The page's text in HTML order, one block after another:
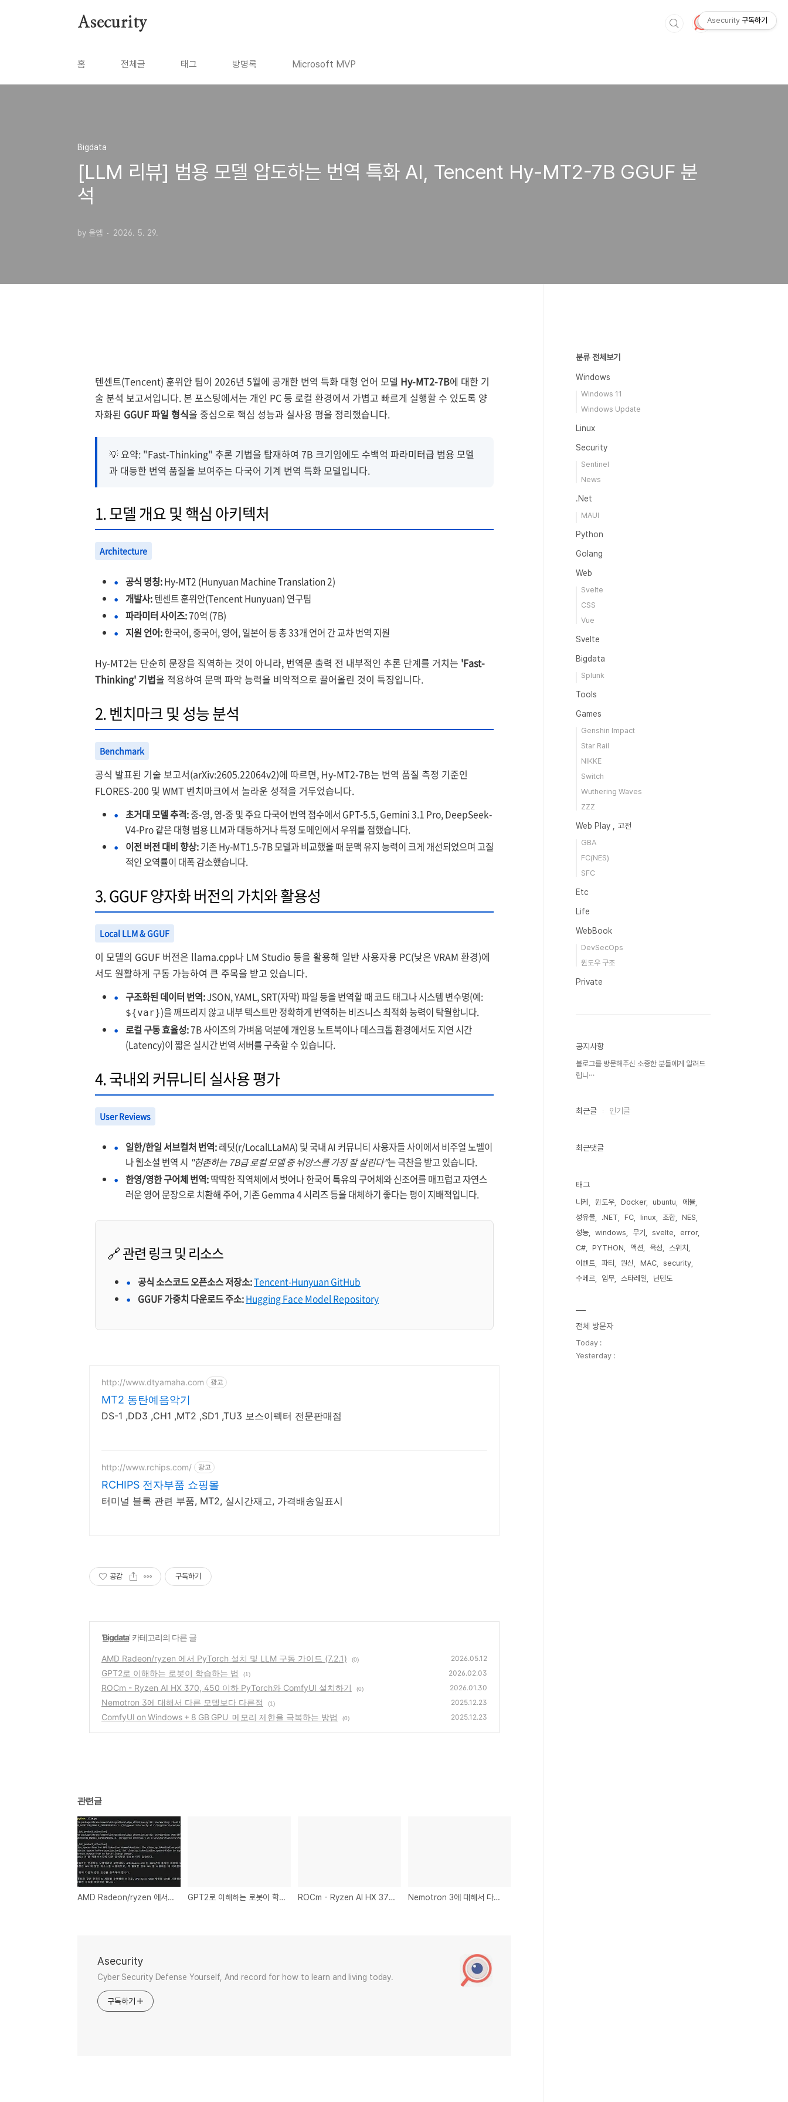
Asecurity
홈 전체글 태그 방명록 Microsoft MVP
Bigdata
[LLM 리뷰] 범용 모델 압도하는 번역 특화 AI, Tencent Hy-MT2-7B GGUF 분
석
by 올엠 2026. 5. 29.
텐센트(Tencent) 훈위안 팀이 2026년 5월에 공개한 번역 특화 대형 언어 모델 Hy-MT2-7B에 대한 기
술 분석 보고서입니다. 본 포스팅에서는 개인 PC 등 로컬 환경에서 가볍고 빠르게 실행할 수 있도록 양
자화된 GGUF 파일 형식을 중심으로 핵심 성능과 실사용 평을 정리했습니다.
💡 요약: "Fast-Thinking" 추론 기법을 탑재하여 7B 크기임에도 수백억 파라미터급 범용 모델
과 대등한 번역 품질을 보여주는 다국어 기계 번역 특화 모델입니다.
1. 모델 개요 및 핵심 아키텍처
Architecture
공식 명칭:Hy-MT2 (Hunyuan Machine Translation 2)
개발사:텐센트 훈위안(Tencent Hunyuan) 연구팀
파라미터 사이즈:70억 (7B)
지원 언어:한국어, 중국어, 영어, 일본어 등 총 33개 언어 간 교차 번역 지원
Hy-MT2는 단순히 문장을 직역하는 것이 아니라, 번역문 출력 전 내부적인 추론 단계를 거치는 'Fast-
Thinking' 기법을 적용하여 문맥 파악 능력을 비약적으로 끌어올린 것이 특징입니다.
2. 벤치마크 및 성능 분석
Benchmark
공식 발표된 기술 보고서(arXiv:2605.22064v2)에 따르면, Hy-MT2-7B는 번역 품질 측정 기준인
FLORES-200 및 WMT 벤치마크에서 놀라운 성적을 거두었습니다.
초거대 모델 추격:중-영, 영-중 및 주요 다국어 번역 점수에서 GPT-5.5, Gemini 3.1 Pro, DeepSeek-
V4-Pro 같은 대형 범용 LLM과 대등하거나 특정 도메인에서 우위를 점했습니다.
이전 버전 대비 향상:기존 Hy-MT1.5-7B 모델과 비교했을 때 문맥 유지 능력이 크게 개선되었으며 고질
적인 오역률이 대폭 감소했습니다.
3. GGUF 양자화 버전의 가치와 활용성
Local LLM & GGUF
이 모델의 GGUF 버전은 llama.cpp나 LM Studio 등을 활용해 일반 사용자용 PC(낮은 VRAM 환경)에
서도 원활하게 구동 가능하여 큰 주목을 받고 있습니다.
구조화된 데이터 번역:JSON, YAML, SRT(자막) 파일 등을 번역할 때 코드 태그나 시스템 변수명(예:
${var})을 깨뜨리지 않고 내부 텍스트만 정확하게 번역하는 비즈니스 최적화 능력이 탁월합니다.
로컬 구동 효율성:7B 사이즈의 가벼움 덕분에 개인용 노트북이나 데스크톱 환경에서도 지연 시간
(Latency)이 짧은 실시간 번역 서버를 구축할 수 있습니다.
4. 국내외 커뮤니티 실사용 평가
User Reviews
일한/한일 서브컬처 번역:레딧(r/LocalLLaMA) 및 국내 AI 커뮤니티 사용자들 사이에서 비주얼 노벨이
나 웹소설 번역 시 "현존하는 7B급 로컬 모델 중 뉘앙스를 가장 잘 살린다"는 극찬을 받고 있습니다.
한영/영한 구어체 번역:딱딱한 직역체에서 벗어나 한국어 특유의 구어체와 신조어를 매끄럽고 자연스
러운 영어 문장으로 치환해 주어, 기존 Gemma 4 시리즈 등을 대체하기 좋다는 평이 지배적입니다.
🔗 관련 링크 및 리소스
공식 소스코드 오픈소스 저장소:Tencent-Hunyuan GitHub
GGUF 가중치 다운로드 주소:Hugging Face Model Repository
http://www.dtyamaha.com 광고
MT2 동탄예음악기
DS-1 ,DD3 ,CH1 ,MT2 ,SD1 ,TU3 보스이펙터 전문판매점
http://www.rchips.com/ 광고
RCHIPS 전자부품 쇼핑몰
터미널 블록 관련 부품, MT2, 실시간재고, 가격배송일표시
공감 구독하기
'Bigdata' 카테고리의 다른 글
AMD Radeon/ryzen 에서 PyTorch 설치 및 LLM 구동 가이드 (7.2.1) (0) 2026.05.12
GPT2로 이해하는 로봇이 학습하는 법 (1) 2026.02.03
ROCm - Ryzen AI HX 370, 450 이하 PyTorch와 ComfyUI 설치하기 (0) 2026.01.30
Nemotron 3에 대해서 다른 모델보다 다른점 (1) 2025.12.23
ComfyUI on Windows + 8 GB GPU 메모리 제한을 극복하는 방법 (0) 2025.12.23
관련글
AMD Radeon/ryzen 에서 PyTorch 설치 및 LLM 구동 가이드 (7.2.1) GPT2로 이해하는 로봇이 학습하는 법 ROCm - Ryzen AI HX 370, 450 이하 PyTorch와 ComfyUI 설치하기 Nemotron 3에 대해서 다른 모델보다 다른점
Asecurity
Cyber Security Defense Yourself, And record for how to learn and living today.
구독하기
분류 전체보기
Windows
Windows 11
Windows Update
Linux
Security
Sentinel
News
.Net
MAUI
Python
Golang
Web
Svelte
CSS
Vue
Svelte
Bigdata
Splunk
Tools
Games
Genshin Impact
Star Rail
NIKKE
Switch
Wuthering Waves
ZZZ
Web Play , 고전
GBA
FC(NES)
SFC
Etc
Life
WebBook
DevSecOps
윈도우 구조
Private
공지사항
블로그를 방문해주신 소중한 분들에게 알려드
립니⋯
최근글 인기글
최근댓글
태그
니케 윈도우 Docker ubuntu
에뮬
성유물
.NET FC linux 조합
NES
성능
windows 무기 svelte
error
C#
PYTHON 액션 육성
스위치
이벤트
파티 원신 MAC
security
수메르
임무 스타레일 닌텐도
전체 방문자
Today :
Yesterday :
Asecurity 구독하기